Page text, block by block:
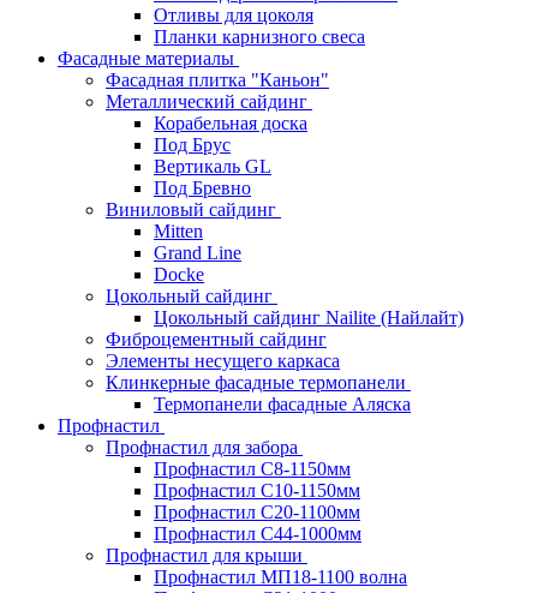
Отливы для цоколя
Планки карнизного свеса
Фасадные материалы
Фасадная плитка "Каньон"
Металлический сайдинг
Корабельная доска
Под Брус
Вертикаль GL
Под Бревно
Виниловый сайдинг
Mitten
Grand Line
Docke
Цокольный сайдинг
Цокольный сайдинг Nailite (Найлайт)
Фиброцементный сайдинг
Элементы несущего каркаса
Клинкерные фасадные термопанели
Термопанели фасадные Аляска
Профнастил
Профнастил для забора
Профнастил С8-1150мм
Профнастил С10-1150мм
Профнастил С20-1100мм
Профнастил С44-1000мм
Профнастил для крыши
Профнастил МП18-1100 волна